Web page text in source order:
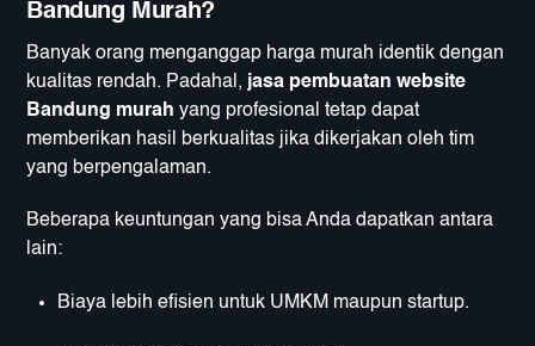
Bandung Murah?
Banyak orang menganggap harga murah identik dengan
kualitas rendah. Padahal, jasa pembuatan website
Bandung murah yang profesional tetap dapat
memberikan hasil berkualitas jika dikerjakan oleh tim
yang berpengalaman.
Beberapa keuntungan yang bisa Anda dapatkan antara
lain:
Biaya lebih efisien untuk UMKM maupun startup.